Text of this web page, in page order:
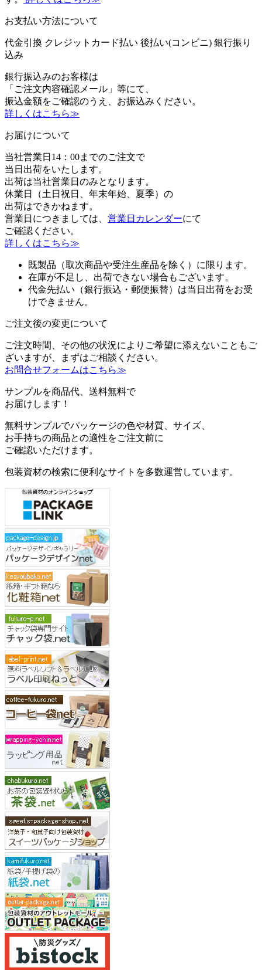
お支払い方法について
代金引換 クレジットカード払い 後払い(コンビニ) 銀行振り
込み
銀行振込みのお客様は
「ご注文内容確認メール」等にて、
振込金額をご確認のうえ、お振込みください。
詳しくはこちら≫
お届けについて
当社営業日14：00までのご注文で
当日出荷をいたします。
出荷は当社営業日のみとなります。
休業日（土日祝日、年末年始、夏季）の
出荷はできかねます。
営業日につきましては、 営業日カレンダーにて
ご確認ください。
詳しくはこちら≫
既製品（取次商品や受注生産品を除く）に限ります。
在庫が不足し、出荷できない場合もございます。
代金先払い（銀行振込・郵便振替）は当日出荷をお受
けできません。
ご注文後の変更について
ご注文時間、その他の状況によりご希望に添えないこともご
ざいますが、まずはご相談ください。
お問合せフォームはこちら≫
サンプルを商品代、送料無料で
お届けします！
無料サンプルでパッケージの色や材質、サイズ、
お手持ちの商品との適性をご注文前に
ご確認いただけます。
包装資材の検索に便利なサイトを多数運営しています。